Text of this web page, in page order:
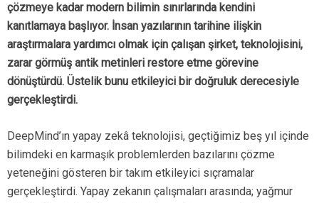
çözmeye kadar modern bilimin sınırlarında kendini
kanıtlamaya başlıyor. İnsan yazılarının tarihine ilişkin
araştırmalara yardımcı olmak için çalışan şirket, teknolojisini,
zarar görmüş antik metinleri restore etme görevine
dönüştürdü. Üstelik bunu etkileyici bir doğruluk derecesiyle
gerçekleştirdi.
DeepMind’ın yapay zekâ teknolojisi, geçtiğimiz beş yıl içinde
bilimdeki en karmaşık problemlerden bazılarını çözme
yeteneğini gösteren bir takım etkileyici sıçramalar
gerçekleştirdi. Yapay zekanın çalışmaları arasında; yağmur